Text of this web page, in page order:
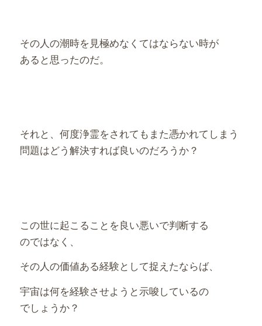
その人の潮時を見極めなくてはならない時が
あると思ったのだ。
それと、何度浄霊をされてもまた憑かれてしまう
問題はどう解決すれば良いのだろうか？
この世に起こることを良い悪いで判断する
のではなく、
その人の価値ある経験として捉えたならば、
宇宙は何を経験させようと示唆しているの
でしょうか？